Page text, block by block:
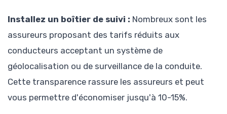
Installez un boîtier de suivi : Nombreux sont les
assureurs proposant des tarifs réduits aux
conducteurs acceptant un système de
géolocalisation ou de surveillance de la conduite.
Cette transparence rassure les assureurs et peut
vous permettre d'économiser jusqu'à 10-15%.